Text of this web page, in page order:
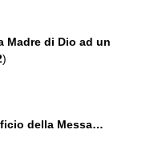
Madre di Dio ad un
)
della Messa…